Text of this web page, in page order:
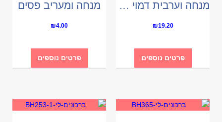
מנחה וערבית דמוי עור
₪19.20
פרטים נוספים
מנחה ומעריב פסים
₪4.00
פרטים נוספים